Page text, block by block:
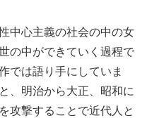
中心主義の社会の中の女
の中ができていく過程で
では語り手にしていま
、明治から大正、昭和に
攻撃することで近代人と